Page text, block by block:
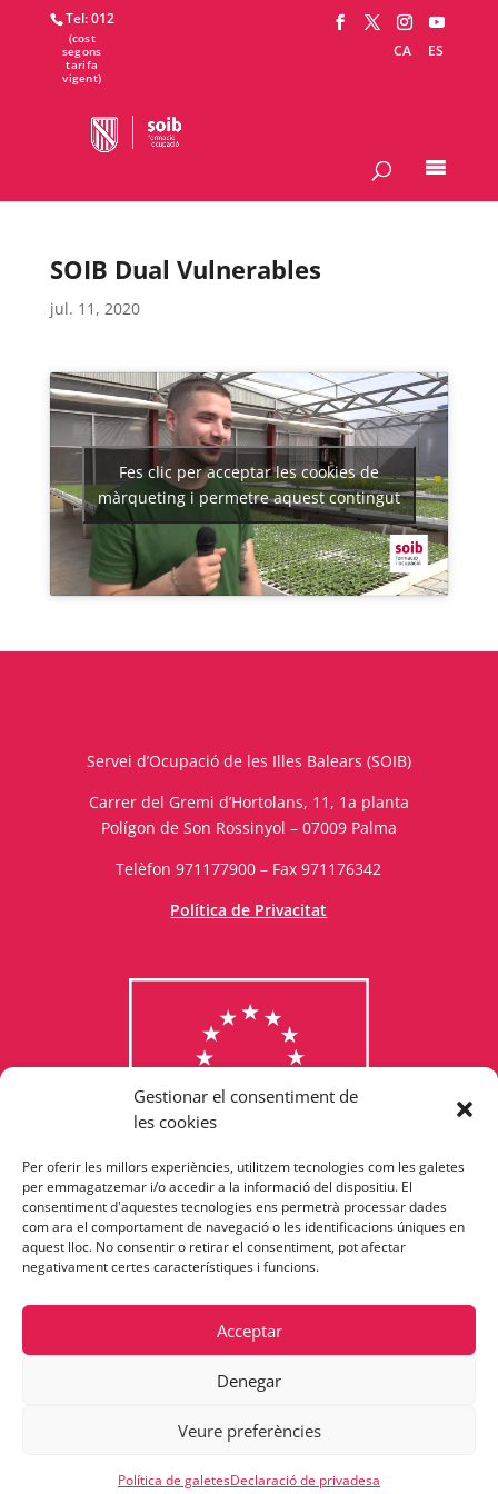
Gestionar el consentiment de
les cookies
Per oferir les millors experiències, utilitzem tecnologies com les galetes
per emmagatzemar i/o accedir a la informació del dispositiu. El
consentiment d'aquestes tecnologies ens permetrà processar dades
com ara el comportament de navegació o les identificacions úniques en
aquest lloc. No consentir o retirar el consentiment, pot afectar
negativament certes característiques i funcions.
Acceptar
Denegar
Veure preferències
Política de galetesDeclaració de privadesa
Tel: 012
CA
ES
SOIB Dual Vulnerables
jul. 11, 2020
Fes clic per acceptar les cookies de
màrqueting i permetre aquest contingut
Consulta els programes
finançats per la Unió Europea
Servei d’Ocupació de les Illes Balears (SOIB)
Carrer del Gremi d’Hortolans, 11, 1a planta
Polígon de Son Rossinyol – 07009 Palma
Telèfon 971177900 – Fax 971176342
Política de Privacitat